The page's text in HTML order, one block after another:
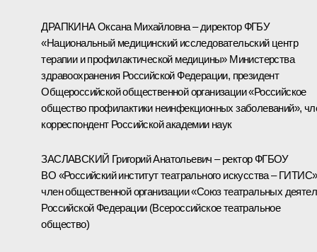
ДРАПКИНА Оксана Михайловна – директор ФГБУ
«Национальный медицинский исследовательский центр
терапии и профилактической медицины» Министерства
здравоохранения Российской Федерации, президент
Общероссийской общественной организации «Российское
общество профилактики неинфекционных заболеваний»,
корреспондент Российской академии наук
ЗАСЛАВСКИЙ Григорий Анатольевич – ректор ФГБОУ
ВО «Российский институт театрального искусства –
член общественной организации «Союз театральных
Российской Федерации (Всероссийское театральное
общество)